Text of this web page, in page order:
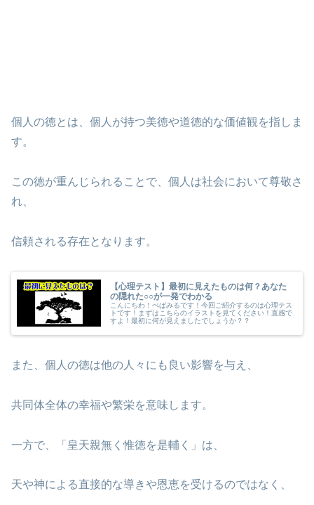
個人の徳とは、個人が持つ美徳や道徳的な価値観を指しま
す。
この徳が重んじられることで、個人は社会において尊敬さ
れ、
信頼される存在となります。
【心理テスト】最初に見えたものは何？あなた
の隠れた○○が一発でわかる
こんにちわ！ぺぱみるです！今回ご紹介するのは心理テス
トです！まずはこちらのイラストを見てください！直感で
すよ！最初に何が見えましたでしょうか？？
また、個人の徳は他の人々にも良い影響を与え、
共同体全体の幸福や繁栄を意味します。
一方で、「皇天親無く惟徳を是輔く」は、
天や神による直接的な導きや恩恵を受けるのではなく、